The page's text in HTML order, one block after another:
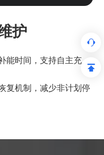
护
能时间，支持自主充
复机制，减少非计划停